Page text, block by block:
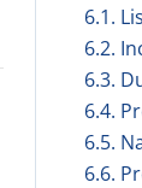
6.1.
6.2.
6.3.
6.4.
6.5.
6.6.